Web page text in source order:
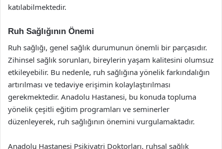
katılabilmektedir.
Ruh Sağlığının Önemi
Ruh sağlığı, genel sağlık durumunun önemli bir parçasıdır.
Zihinsel sağlık sorunları, bireylerin yaşam kalitesini olumsuz
etkileyebilir. Bu nedenle, ruh sağlığına yönelik farkındalığın
artırılması ve tedaviye erişimin kolaylaştırılması
gerekmektedir. Anadolu Hastanesi, bu konuda topluma
yönelik çeşitli eğitim programları ve seminerler
düzenleyerek, ruh sağlığının önemini vurgulamaktadır.
Anadolu Hastanesi Psikiyatri Doktorları, ruhsal sağlık